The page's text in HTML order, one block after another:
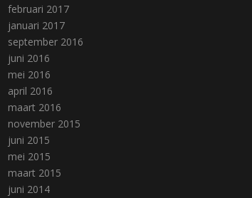
februari 2017
januari 2017
september 2016
juni 2016
mei 2016
april 2016
maart 2016
november 2015
juni 2015
mei 2015
maart 2015
juni 2014